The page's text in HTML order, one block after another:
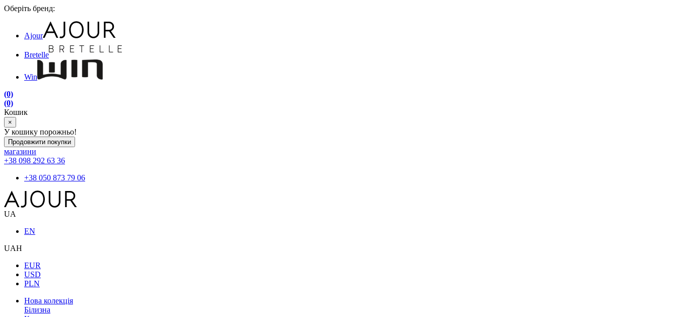
Оберіть бренд:
Ajour
Bretelle
Win
(0)
(0)
Кошик
×
У кошику порожньо!
Продовжити покупки
магазини
+38 098 292 63 36
+38 050 873 79 06
UA
EN
UAH
EUR
USD
PLN
Нова колекція
Білизна